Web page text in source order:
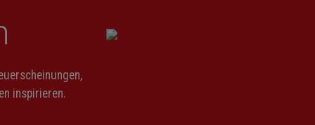
inspirieren.